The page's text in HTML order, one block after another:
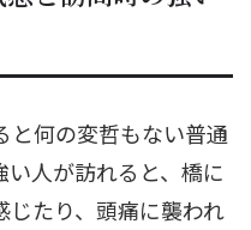
と何の変哲もない普通
人が訪れると、橋に
じたり、頭痛に襲われ